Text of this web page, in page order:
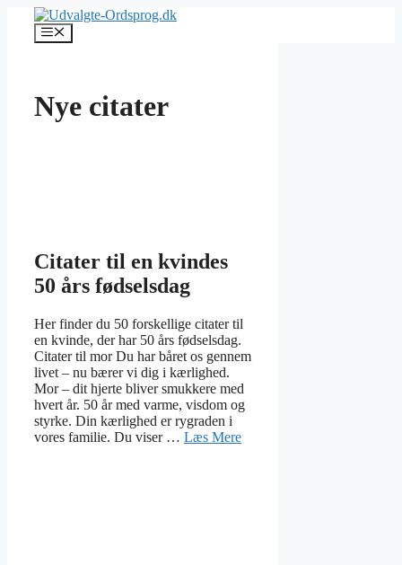
indhold
Menu
Nye citater
Citater til en kvindes
50 års fødselsdag
Her finder du 50 forskellige citater til
en kvinde, der har 50 års fødselsdag.
Citater til mor Du har båret os gennem
livet – nu bærer vi dig i kærlighed.
Mor – dit hjerte bliver smukkere med
hvert år. 50 år med varme, visdom og
styrke. Din kærlighed er rygraden i
vores familie. Du viser … Læs Mere